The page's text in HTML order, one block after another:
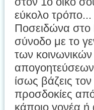
εύκολο τρόπο...
Ποσειδώνα στο
σύνοδο με το
των κοινωνικών
απογοητεύσεων
ίσως βάζεις
προσδοκίες
κάποιο γονέα ή